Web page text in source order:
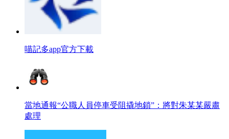
喵記多app官方下載
當地通報“公職人員停車受阻撬地鎖”：將對朱某某嚴肅
處理